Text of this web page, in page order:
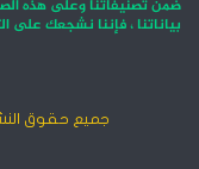
ضمن تصنيفاتنا وعلى هذه
بياناتنا ، فإننا نشجعك على
جميع حقوق